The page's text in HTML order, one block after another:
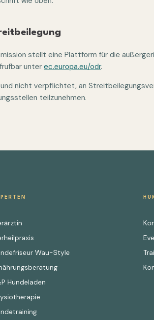
stellt eine Plattform für die
unter ec.europa.eu/odr.
nicht verpflichtet, an
teilzunehmen.
Wau-Style
Hundeladen